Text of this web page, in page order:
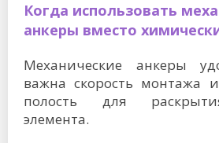
Когда использовать
анкеры вместо
Механические анкеры
важна скорость монтажа
полость для
элемента.